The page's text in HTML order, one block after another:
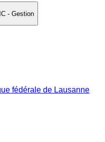
- Gestion